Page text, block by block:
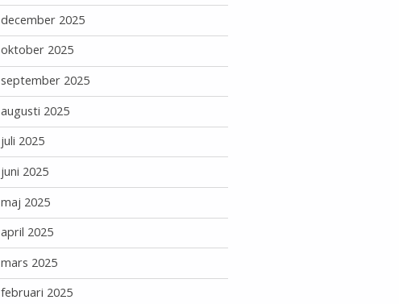
december 2025
oktober 2025
september 2025
augusti 2025
juli 2025
juni 2025
maj 2025
april 2025
mars 2025
februari 2025